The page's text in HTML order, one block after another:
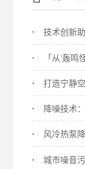
技术创新
「从‘轰鸣
打造宁静
降噪技术
风冷热泵
城市噪音